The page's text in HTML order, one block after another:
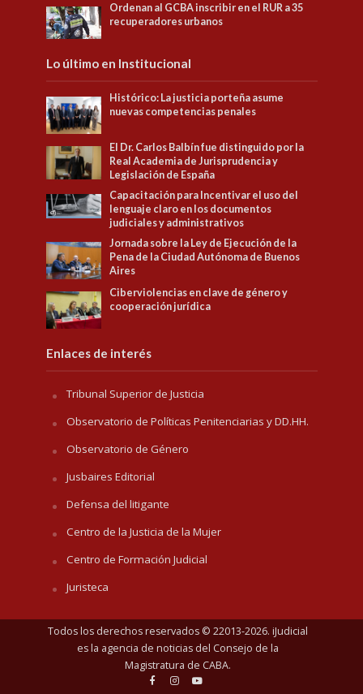
Ordenan al GCBA inscribir en el RUR a 35
recuperadores urbanos
Lo último en Institucional
Histórico: La justicia porteña asume
nuevas competencias penales
El Dr. Carlos Balbín fue distinguido por la
Real Academia de Jurisprudencia y
Legislación de España
Capacitación para Incentivar el uso del
lenguaje claro en los documentos
judiciales y administrativos
Jornada sobre la Ley de Ejecución de la
Pena de la Ciudad Autónoma de Buenos
Aires
Ciberviolencias en clave de género y
cooperación jurídica
Enlaces de interés
Tribunal Superior de Justicia
Observatorio de Políticas Penitenciarias y DD.HH.
Observatorio de Género
Jusbaires Editorial
Defensa del litigante
Centro de la Justicia de la Mujer
Centro de Formación Judicial
Juristeca
Todos los derechos reservados © 22013-2026. iJudicial
es la agencia de noticias del Consejo de la
Magistratura de CABA.